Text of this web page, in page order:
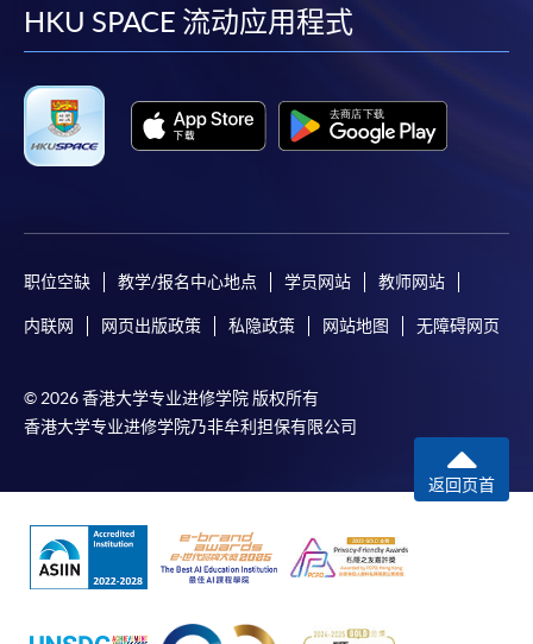
facebook
youtube
linkedin
HKU SPACE 流动应用程式
职位空缺 教学/报名中心地点 学员网站 教师网站
内联网 网页出版政策 私隐政策 网站地图 无障碍网页
© 2026 香港大学专业进修学院 版权所有
香港大学专业进修学院乃非牟利担保有限公司
返回页首